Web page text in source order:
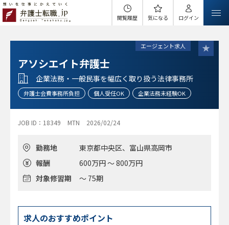
閲覧履歴 気になる ログイン
エージェント求人
アソシエイト弁護士
企業法務・一般民事を幅広く取り扱う法律事務所
弁護士会費事務所負担 個人受任OK 企業法務未経験OK
JOB ID：18349 MTN 2026/02/24
勤務地
東京都中央区、富山県高岡市
報酬
600万円 ～ 800万円
対象修習期
～ 75期
求人のおすすめポイント